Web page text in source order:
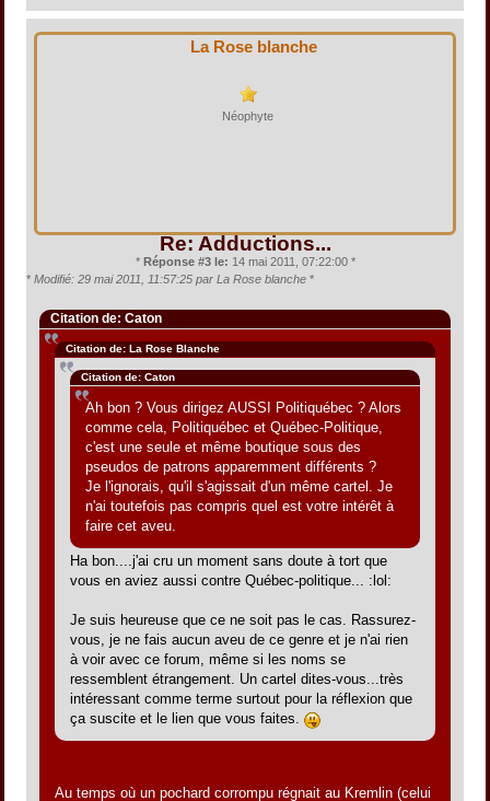
La Rose blanche
Néophyte
Re: Adductions...
* Réponse #3 le: 14 mai 2011, 07:22:00 *
* Modifié: 29 mai 2011, 11:57:25 par La Rose blanche *
Citation de: Caton
Citation de: La Rose Blanche
Citation de: Caton
Ah bon ? Vous dirigez AUSSI Politiquébec ? Alors
comme cela, Politiquébec et Québec-Politique,
c'est une seule et même boutique sous des
pseudos de patrons apparemment différents ?
Je l'ignorais, qu'il s'agissait d'un même cartel. Je
n'ai toutefois pas compris quel est votre intérêt à
faire cet aveu.
Ha bon....j'ai cru un moment sans doute à tort que
vous en aviez aussi contre Québec-politique... :lol:
Je suis heureuse que ce ne soit pas le cas. Rassurez-
vous, je ne fais aucun aveu de ce genre et je n'ai rien
à voir avec ce forum, même si les noms se
ressemblent étrangement. Un cartel dites-vous...très
intéressant comme terme surtout pour la réflexion que
ça suscite et le lien que vous faites.
Au temps où un pochard corrompu régnait au Kremlin (celui